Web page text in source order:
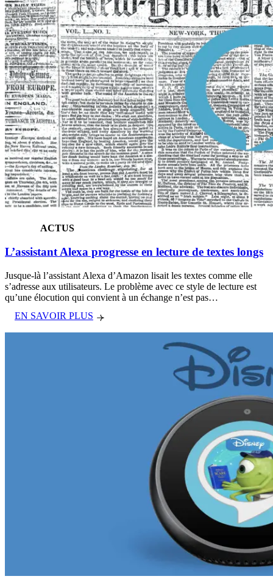
ACTUS
L’assistant Alexa progresse en lecture de textes longs
Jusque-là l’assistant Alexa d’Amazon lisait les textes comme elle
s’adresse aux utilisateurs. Le problème avec ce style de lecture est
qu’une élocution qui convient à un échange n’est pas…
EN SAVOIR PLUS